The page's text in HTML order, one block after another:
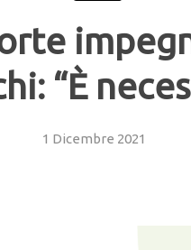
“È
1 Dicembre 2021